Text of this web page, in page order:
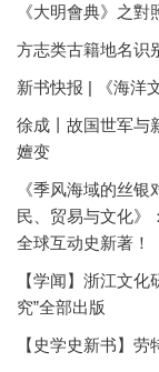
《大明會典》之對
方志类古籍地名识
新书快报 | 《海洋
徐成丨故国世军与
嬗变
《季风海域的丝
民、贸易与文化》
全球互动史新著！
【学闻】浙江文
究”全部出版
【史学史新书】